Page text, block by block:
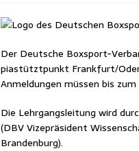
Der Deut­sche Box­sport-
pia­stützt­punkt Frankfurt/Oder
Anmel­dun­gen müs­sen bis
Die Lehr­gangs­lei­tung wird
(DBV Vize­prä­si­dent
Brandenburg).